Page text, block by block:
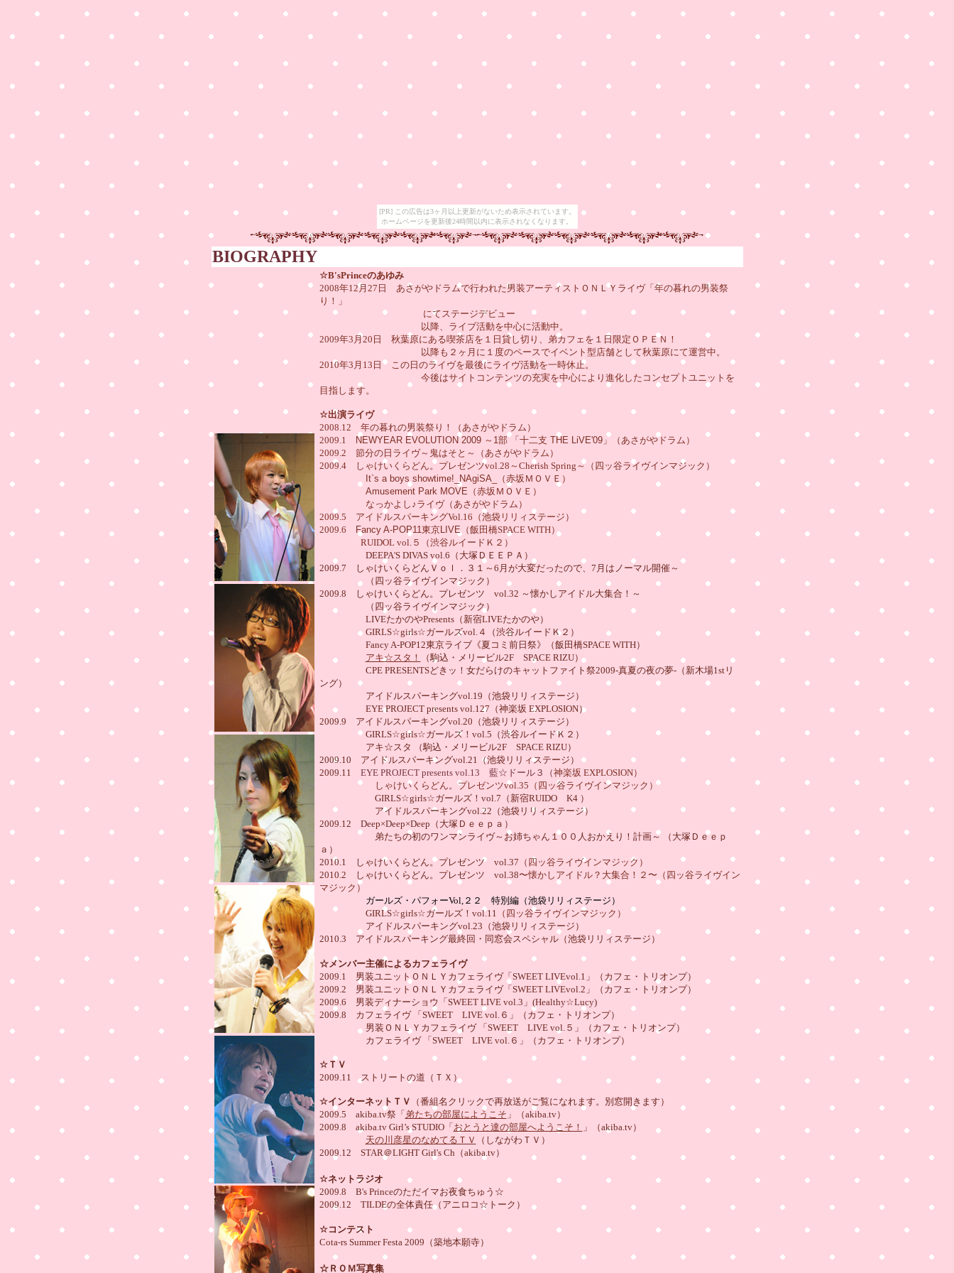
[PR] この広告は3ヶ月以上更新がないため表示されています。
ホームページを更新後24時間以内に表示されなくなります。
BIOGRAPHY
☆B'sPrinceのあゆみ
2008年12月27日 あさがやドラムで行われた男装アーティストＯＮＬＹライヴ「年の暮れの男装祭
り！」
にてステージデビュー
以降、ライブ活動を中心に活動中。
2009年3月20日 秋葉原にある喫茶店を１日貸し切り、弟カフェを１日限定ＯＰＥＮ！
以降も２ヶ月に１度のペースでイベント型店舗として秋葉原にて運営中。
2010年3月13日 この日のライヴを最後にライヴ活動を一時休止。
今後はサイトコンテンツの充実を中心により進化したコンセプトユニットを
目指します。
☆出演ライヴ
2008.12 年の暮れの男装祭り！（あさがやドラム）
2009.1
NEWYEAR EVOLUTION 2009 ～1部 「十二支 THE LiVE'09」（あさがやドラム）
2009.2 節分の日ライヴ～鬼はそと～（あさがやドラム）
2009.4 しゃけいくらどん。プレゼンツvol.28～Cherish Spring～（四ッ谷ライヴインマジック）
It`s a boys showtime!_NAgiSA_
（赤坂ＭＯＶＥ）
Amusement Park MOVE （赤坂ＭＯＶＥ）
なっかよし♪ライヴ（あさがやドラム）
2009.5 アイドルスパーキングVol.16（池袋リリィステージ）
2009.6
Fancy A-POP11東京LIVE（飯田橋SPACE WITH）
RUIDOL vol.５（渋谷ルイードＫ２）
DEEPA'S DIVAS vol.6（大塚ＤＥＥＰＡ）
2009.7 しゃけいくらどんＶｏｌ．３１～6月が大変だったので、7月はノーマル開催～
（四ッ谷ライヴインマジック）
2009.8 しゃけいくらどん。プレゼンツ vol.32 ～懐かしアイドル大集合！～
（四ッ谷ライヴインマジック）
LIVEたかのやPresents（新宿LIVEたかのや）
GIRLS☆girls☆ガールズvol.４（渋谷ルイードＫ２）
Fancy A-POP12東京ライブ《夏コミ前日祭》（飯田橋SPACE WITH）
アキ☆スタ！
（駒込・メリービル2F SPACE RIZU）
CPE PRESENTSどきッ！女だらけのキャットファイト祭2009-真夏の夜の夢-（新木場1stリ
ング）
アイドルスパーキングvol.19（池袋リリィステージ）
EYE PROJECT presents vol.127（神楽坂 EXPLOSION）
2009.9 アイドルスパーキングvol.20（池袋リリィステージ）
GIRLS☆girls☆ガールズ！vol.5（渋谷ルイードＫ２）
アキ☆スタ （駒込・メリービル2F SPACE RIZU）
2009.10 アイドルスパーキングvol.21（池袋リリィステージ）
2009.11 EYE PROJECT presents vol.13 藍☆ドール３（神楽坂 EXPLOSION）
しゃけいくらどん。プレゼンツvol.35（四ッ谷ライヴインマジック）
GIRLS☆girls☆ガールズ！vol.7（新宿RUIDO K4 ）
アイドルスパーキングvol.22（池袋リリィステージ）
2009.12 Deep×Deep×Deep（大塚Ｄｅｅｐａ）
弟たちの初のワンマンライヴ～お姉ちゃん１００人おかえり！計画～ （大塚Ｄｅｅｐ
ａ）
2010.1 しゃけいくらどん。プレゼンツ vol.37 （四ッ谷ライヴインマジック）
2010.2 しゃけいくらどん。プレゼンツ vol.38〜懐かしアイドル？大集合！２〜（四ッ谷ライヴイン
マジック）
ガールズ・パフォーVol,２２ 特別編（池袋リリィステージ）
GIRLS☆girls☆ガールズ！vol.11 （四ッ谷ライヴインマジック）
アイドルスパーキングvol.23（池袋リリィステージ）
2010.3 アイドルスパーキング最終回・同窓会スペシャル（池袋リリィステージ）
☆メンバー主催によるカフェライヴ
2009.1 男装ユニットＯＮＬＹカフェライヴ「 SWEET LIVEvol.1」（カフェ・トリオンプ）
2009.2 男装ユニットＯＮＬＹカフェライヴ「 SWEET LIVEvol.2」（カフェ・トリオンプ）
2009.6 男装ディナーショウ「SWEET LIVE vol.3」(Healthy☆Lucy)
2009.8 カフェライヴ 「SWEET LIVE vol.６」（カフェ・トリオンプ）
男装ＯＮＬＹカフェライヴ 「SWEET LIVE vol.５」（カフェ・トリオンプ）
カフェライヴ 「SWEET LIVE vol.６」（カフェ・トリオンプ）
☆ＴＶ
2009.11 ストリートの道（ＴＸ）
☆インターネットＴＶ （番組名クリックで再放送がご覧になれます。別窓開きます）
2009.5 akiba.tv祭「 弟たちの部屋にようこそ 」（akiba.tv）
2009.8 akiba.tv Girl’s STUDIO「 おとうと達の部屋へようこそ！ 」（akiba.tv）
天の川彦星のなめてるＴＶ
（しながわＴＶ）
2009.12 STAR＠LIGHT Girl's Ch（akiba.tv）
☆ネットラジオ
2009.8 B's Princeのただイマお夜食ちゅう☆
2009.12 TILDEの全体責任（アニロコ☆トーク）
☆コンテスト
Cota-rs Summer Festa 2009（築地本願寺）
☆ＲＯＭ写真集